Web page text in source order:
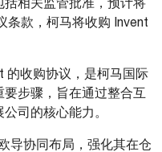
条款，柯马将收购 Invent
的收购协议，是柯马国际
步骤，旨在通过整合互
司的核心能力。
导协同布局，强化其在仓